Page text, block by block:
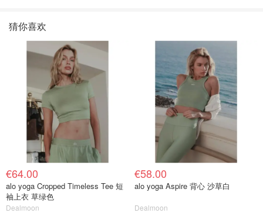
猜你喜欢
€64.00
alo yoga Cropped Timeless Tee 短
袖上衣 草绿色
Dealmoon
€58.00
alo yoga Aspire 背心 沙草白
Dealmoon